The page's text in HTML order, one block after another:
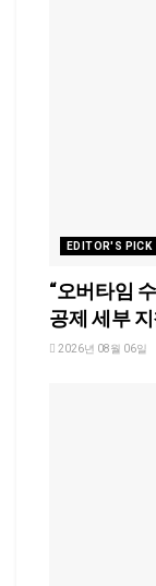
EDITOR'S PICK
“오버타임
공제 세부
2026년 08월 06일